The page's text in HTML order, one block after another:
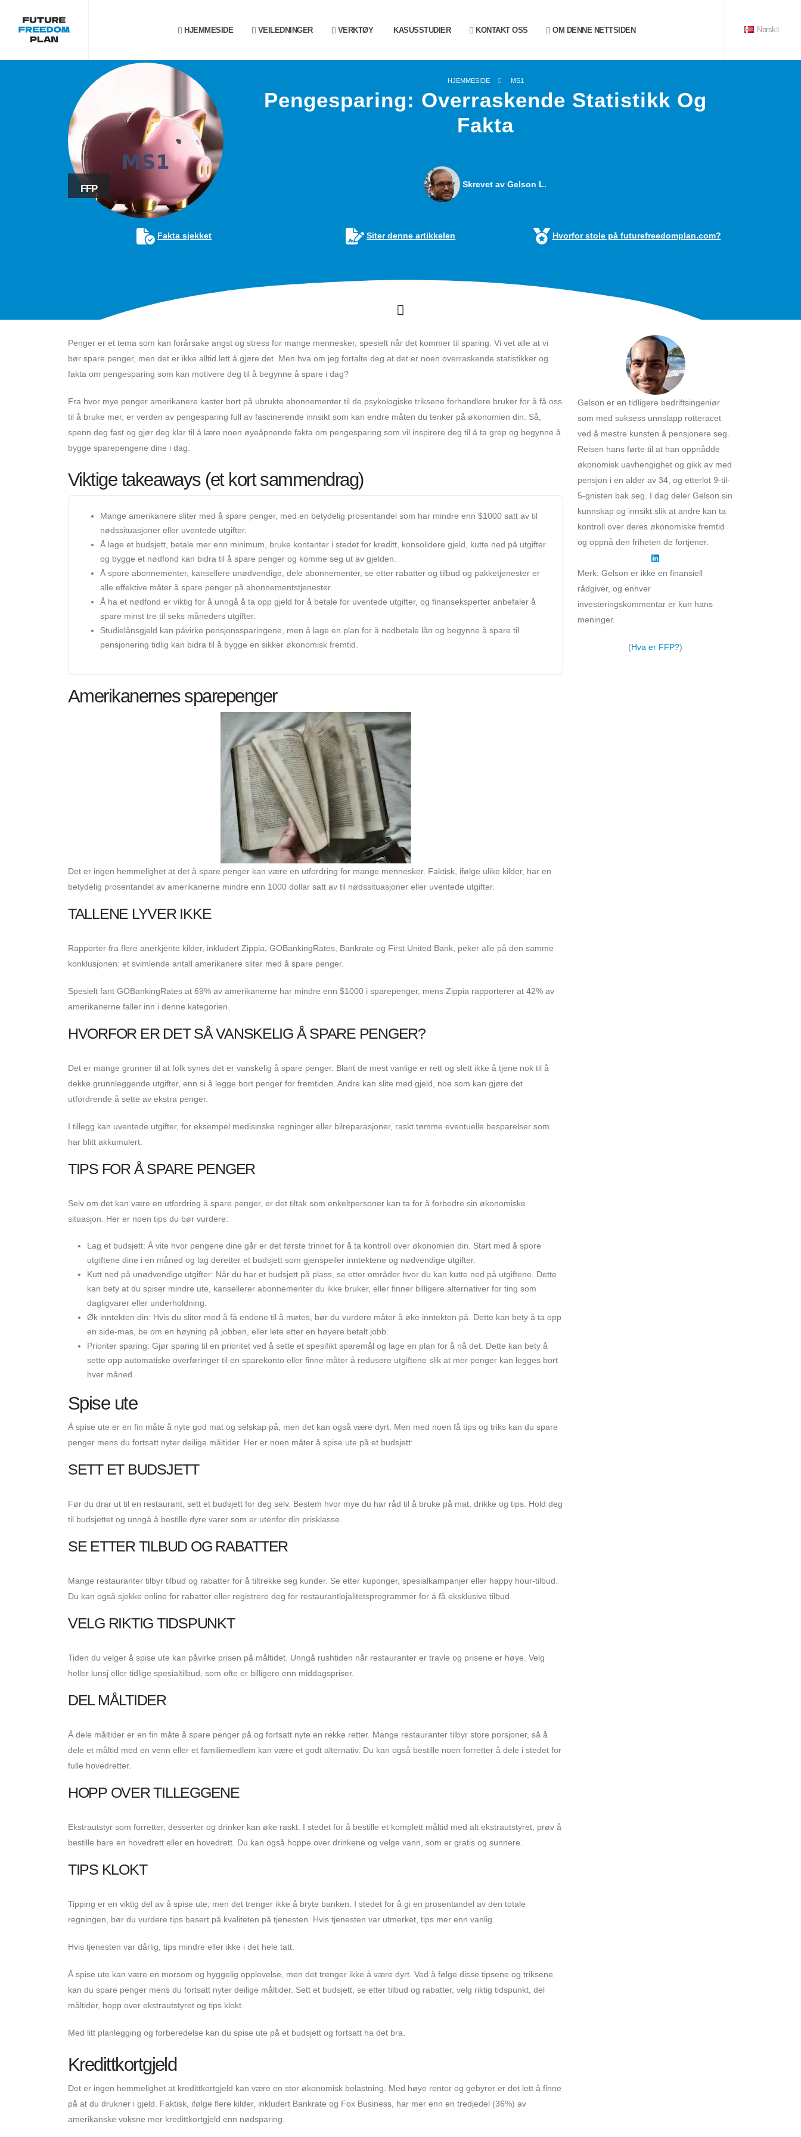
HJEMMESIDE VEILEDNINGER VERKTØY KASUSSTUDIER KONTAKT OSS OM DENNE NETTSIDEN Norsk
FFP
HJEMMESIDE MS1
Pengesparing: Overraskende Statistikk Og
Fakta
Skrevet av Gelson L.
Fakta sjekket Siter denne artikkelen Hvorfor stole på futurefreedomplan.com?
Penger er et tema som kan forårsake angst og stress for mange mennesker, spesielt når det kommer til sparing. Vi vet alle at vi
bør spare penger, men det er ikke alltid lett å gjøre det. Men hva om jeg fortalte deg at det er noen overraskende statistikker og
fakta om pengesparing som kan motivere deg til å begynne å spare i dag?
Fra hvor mye penger amerikanere kaster bort på ubrukte abonnementer til de psykologiske triksene forhandlere bruker for å få oss
til å bruke mer, er verden av pengesparing full av fascinerende innsikt som kan endre måten du tenker på økonomien din. Så,
spenn deg fast og gjør deg klar til å lære noen øyeåpnende fakta om pengesparing som vil inspirere deg til å ta grep og begynne å
bygge sparepengene dine i dag.
Viktige takeaways (et kort sammendrag)
Mange amerikanere sliter med å spare penger, med en betydelig prosentandel som har mindre enn $1000 satt av til
nødssituasjoner eller uventede utgifter.
Å lage et budsjett, betale mer enn minimum, bruke kontanter i stedet for kreditt, konsolidere gjeld, kutte ned på utgifter
og bygge et nødfond kan bidra til å spare penger og komme seg ut av gjelden.
Å spore abonnementer, kansellere unødvendige, dele abonnementer, se etter rabatter og tilbud og pakketjenester er
alle effektive måter å spare penger på abonnementstjenester.
Å ha et nødfond er viktig for å unngå å ta opp gjeld for å betale for uventede utgifter, og finanseksperter anbefaler å
spare minst tre til seks måneders utgifter.
Studielånsgjeld kan påvirke pensjonssparingene, men å lage en plan for å nedbetale lån og begynne å spare til
pensjonering tidlig kan bidra til å bygge en sikker økonomisk fremtid.
Amerikanernes sparepenger
Det er ingen hemmelighet at det å spare penger kan være en utfordring for mange mennesker. Faktisk, ifølge ulike kilder, har en
betydelig prosentandel av amerikanerne mindre enn 1000 dollar satt av til nødssituasjoner eller uventede utgifter.
TALLENE LYVER IKKE
Rapporter fra flere anerkjente kilder, inkludert Zippia, GOBankingRates, Bankrate og First United Bank, peker alle på den samme
konklusjonen: et svimlende antall amerikanere sliter med å spare penger.
Spesielt fant GOBankingRates at 69% av amerikanerne har mindre enn $1000 i sparepenger, mens Zippia rapporterer at 42% av
amerikanerne faller inn i denne kategorien.
HVORFOR ER DET SÅ VANSKELIG Å SPARE PENGER?
Det er mange grunner til at folk synes det er vanskelig å spare penger. Blant de mest vanlige er rett og slett ikke å tjene nok til å
dekke grunnleggende utgifter, enn si å legge bort penger for fremtiden. Andre kan slite med gjeld, noe som kan gjøre det
utfordrende å sette av ekstra penger.
I tillegg kan uventede utgifter, for eksempel medisinske regninger eller bilreparasjoner, raskt tømme eventuelle besparelser som
har blitt akkumulert.
TIPS FOR Å SPARE PENGER
Selv om det kan være en utfordring å spare penger, er det tiltak som enkeltpersoner kan ta for å forbedre sin økonomiske
situasjon. Her er noen tips du bør vurdere:
Lag et budsjett: Å vite hvor pengene dine går er det første trinnet for å ta kontroll over økonomien din. Start med å spore
utgiftene dine i en måned og lag deretter et budsjett som gjenspeiler inntektene og nødvendige utgifter.
Kutt ned på unødvendige utgifter: Når du har et budsjett på plass, se etter områder hvor du kan kutte ned på utgiftene. Dette
kan bety at du spiser mindre ute, kansellerer abonnementer du ikke bruker, eller finner billigere alternativer for ting som
dagligvarer eller underholdning.
Øk inntekten din: Hvis du sliter med å få endene til å møtes, bør du vurdere måter å øke inntekten på. Dette kan bety å ta opp
en side-mas, be om en høyning på jobben, eller lete etter en høyere betalt jobb.
Prioriter sparing: Gjør sparing til en prioritet ved å sette et spesifikt sparemål og lage en plan for å nå det. Dette kan bety å
sette opp automatiske overføringer til en sparekonto eller finne måter å redusere utgiftene slik at mer penger kan legges bort
hver måned.
Spise ute
Å spise ute er en fin måte å nyte god mat og selskap på, men det kan også være dyrt. Men med noen få tips og triks kan du spare
penger mens du fortsatt nyter deilige måltider. Her er noen måter å spise ute på et budsjett:
SETT ET BUDSJETT
Før du drar ut til en restaurant, sett et budsjett for deg selv. Bestem hvor mye du har råd til å bruke på mat, drikke og tips. Hold deg
til budsjettet og unngå å bestille dyre varer som er utenfor din prisklasse.
SE ETTER TILBUD OG RABATTER
Mange restauranter tilbyr tilbud og rabatter for å tiltrekke seg kunder. Se etter kuponger, spesialkampanjer eller happy hour-tilbud.
Du kan også sjekke online for rabatter eller registrere deg for restaurantlojalitetsprogrammer for å få eksklusive tilbud.
VELG RIKTIG TIDSPUNKT
Tiden du velger å spise ute kan påvirke prisen på måltidet. Unngå rushtiden når restauranter er travle og prisene er høye. Velg
heller lunsj eller tidlige spesialtilbud, som ofte er billigere enn middagspriser.
DEL MÅLTIDER
Å dele måltider er en fin måte å spare penger på og fortsatt nyte en rekke retter. Mange restauranter tilbyr store porsjoner, så å
dele et måltid med en venn eller et familiemedlem kan være et godt alternativ. Du kan også bestille noen forretter å dele i stedet for
fulle hovedretter.
HOPP OVER TILLEGGENE
Ekstrautstyr som forretter, desserter og drinker kan øke raskt. I stedet for å bestille et komplett måltid med alt ekstrautstyret, prøv å
bestille bare en hovedrett eller en hovedrett. Du kan også hoppe over drinkene og velge vann, som er gratis og sunnere.
TIPS KLOKT
Tipping er en viktig del av å spise ute, men det trenger ikke å bryte banken. I stedet for å gi en prosentandel av den totale
regningen, bør du vurdere tips basert på kvaliteten på tjenesten. Hvis tjenesten var utmerket, tips mer enn vanlig.
Hvis tjenesten var dårlig, tips mindre eller ikke i det hele tatt.
Å spise ute kan være en morsom og hyggelig opplevelse, men det trenger ikke å være dyrt. Ved å følge disse tipsene og triksene
kan du spare penger mens du fortsatt nyter deilige måltider. Sett et budsjett, se etter tilbud og rabatter, velg riktig tidspunkt, del
måltider, hopp over ekstrautstyret og tips klokt.
Med litt planlegging og forberedelse kan du spise ute på et budsjett og fortsatt ha det bra.
Kredittkortgjeld
Det er ingen hemmelighet at kredittkortgjeld kan være en stor økonomisk belastning. Med høye renter og gebyrer er det lett å finne
på at du drukner i gjeld. Faktisk, ifølge flere kilder, inkludert Bankrate og Fox Business, har mer enn en tredjedel (36%) av
amerikanske voksne mer kredittkortgjeld enn nødsparing.
Gelson er en tidligere bedriftsingeniør
som med suksess unnslapp rotteracet
ved å mestre kunsten å pensjonere seg.
Reisen hans førte til at han oppnådde
økonomisk uavhengighet og gikk av med
pensjon i en alder av 34, og etterlot 9-til-
5-gnisten bak seg. I dag deler Gelson sin
kunnskap og innsikt slik at andre kan ta
kontroll over deres økonomiske fremtid
og oppnå den friheten de fortjener.
Merk: Gelson er ikke en finansiell
rådgiver, og enhver
investeringskommentar er kun hans
meninger.
(Hva er FFP?)